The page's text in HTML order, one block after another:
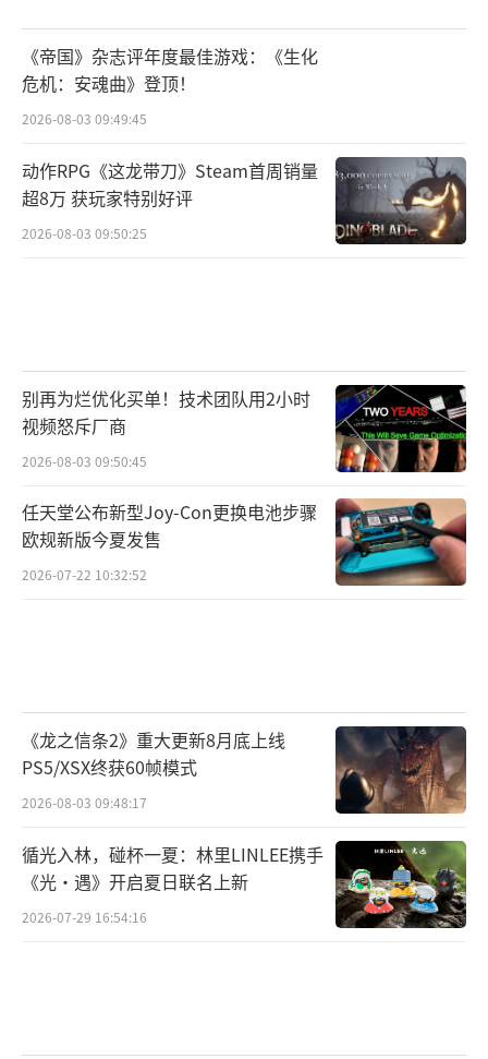
《帝国》杂志评年度最佳游戏：《生化
危机：安魂曲》登顶！
2026-08-03 09:49:45
动作RPG《这龙带刀》Steam首周销量
超8万 获玩家特别好评
2026-08-03 09:50:25
别再为烂优化买单！技术团队用2小时
视频怒斥厂商
2026-08-03 09:50:45
任天堂公布新型Joy-Con更换电池步骤
欧规新版今夏发售
2026-07-22 10:32:52
《龙之信条2》重大更新8月底上线
PS5/XSX终获60帧模式
2026-08-03 09:48:17
循光入林，碰杯一夏：林里LINLEE携手
《光·遇》开启夏日联名上新
2026-07-29 16:54:16